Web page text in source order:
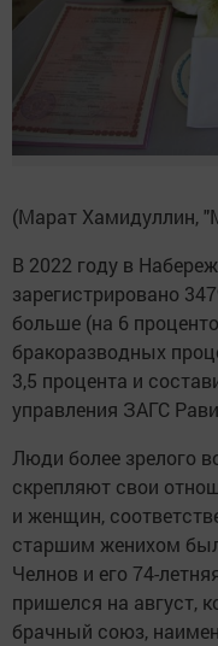
(Марат Хамидуллин,
В 2022 году в
зарегистрировано
больше (на 6
бракоразводных
3,5 процента и
управления ЗАГС
Люди более зрелого
скрепляют свои
и женщин,
старшим женихом
Челнов и его 74-
пришелся на август,
брачный союз,